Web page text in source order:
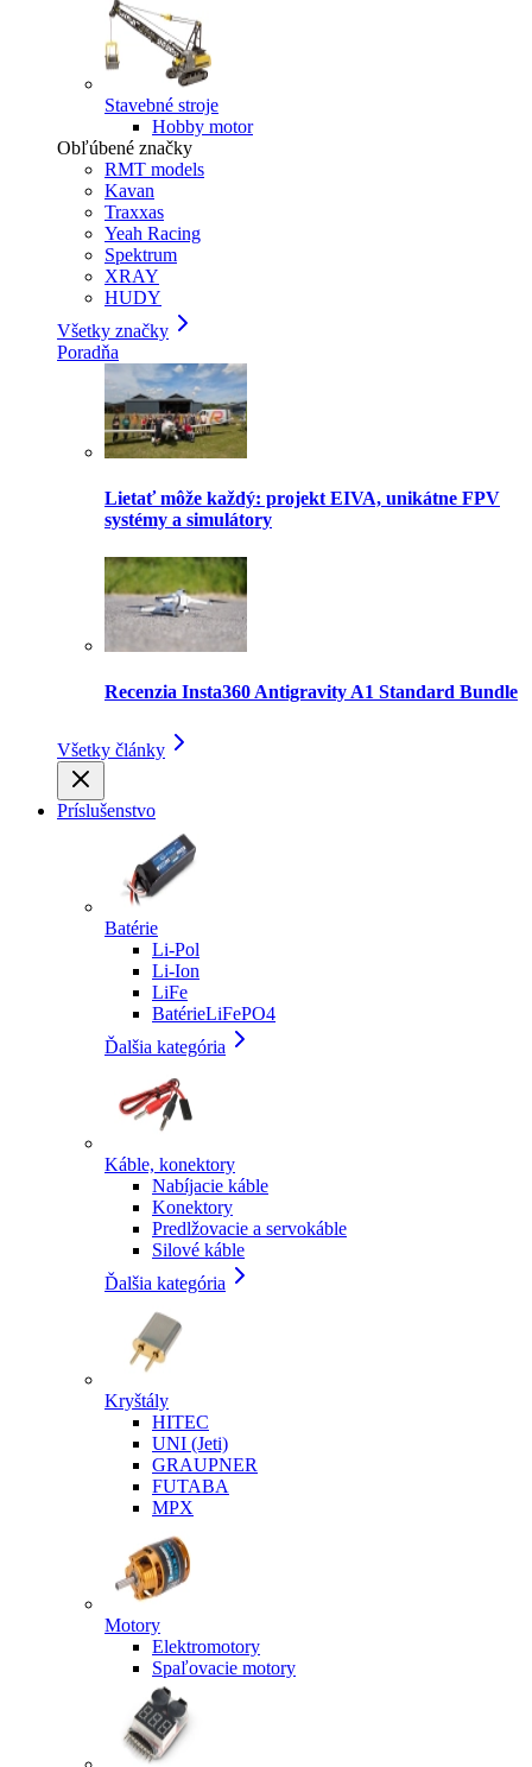
Stavebné stroje
Hobby motor
Obľúbené značky
RMT models
Kavan
Traxxas
Yeah Racing
Spektrum
XRAY
HUDY
Všetky značky
Poradňa
Lietať môže každý: projekt EIVA, unikátne FPV
systémy a simulátory
Recenzia Insta360 Antigravity A1 Standard Bundle
Všetky články
Príslušenstvo
Batérie
Li-Pol
Li-Ion
LiFe
BatérieLiFePO4
Ďalšia kategória
Káble, konektory
Nabíjacie káble
Konektory
Predlžovacie a servokáble
Silové káble
Ďalšia kategória
Kryštály
HITEC
UNI (Jeti)
GRAUPNER
FUTABA
MPX
Motory
Elektromotory
Spaľovacie motory